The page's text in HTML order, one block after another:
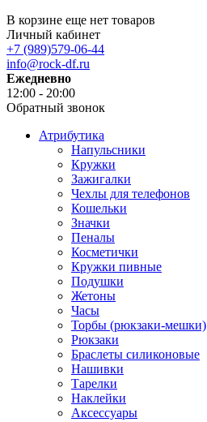
В корзине еще нет товаров
Личный кабинет
+7 (989)579-06-44
info@rock-df.ru
Ежедневно
12:00 - 20:00
Обратный звонок
Атрибутика
Напульсники
Кружки
Зажигалки
Чехлы для телефонов
Кошельки
Значки
Пеналы
Косметички
Кружки пивные
Подушки
Жетоны
Часы
Торбы (рюкзаки-мешки)
Рюкзаки
Браслеты силиконовые
Нашивки
Тарелки
Наклейки
Аксессуары